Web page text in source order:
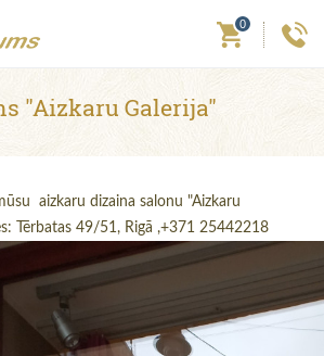
0
"Aizkaru Galerija"
aizkaru dizaina salonu "Aizkaru
Tērbatas 49/51, Rigā ,+371 25442218